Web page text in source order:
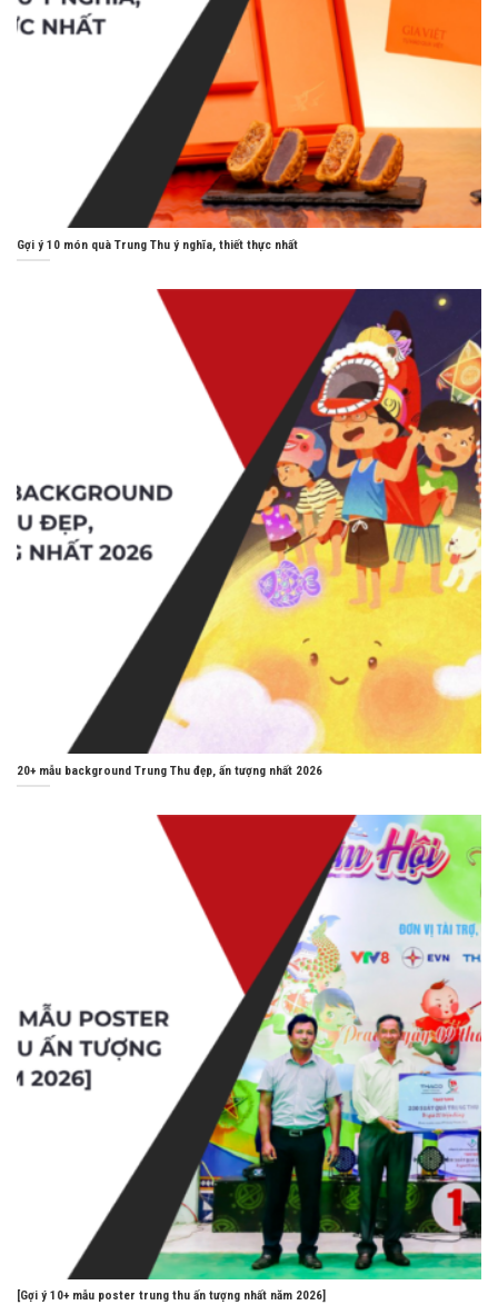
Gợi ý 10 món quà Trung Thu ý nghĩa, thiết thực nhất
20+ mẫu background Trung Thu đẹp, ấn tượng nhất 2026
[Gợi ý 10+ mẫu poster trung thu ấn tượng nhất năm 2026]